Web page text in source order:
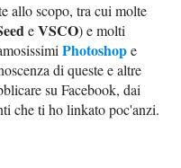
allo scopo, tra cui molte
eVSCO) e molti
Photoshope
di queste e altre
su Facebook, dai
che ti ho linkato poc'anzi.